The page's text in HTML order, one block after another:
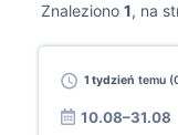
Znaleziono 1, na
1 tydzień temu
10.08–31.08